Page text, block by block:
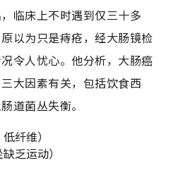
临床上不时遇到仅三十多
以为只是痔疮，经大肠镜检
令人忧心。他分析，大肠癌
大因素有关，包括饮食西
道菌丛失衡。
纤维）
乏运动）